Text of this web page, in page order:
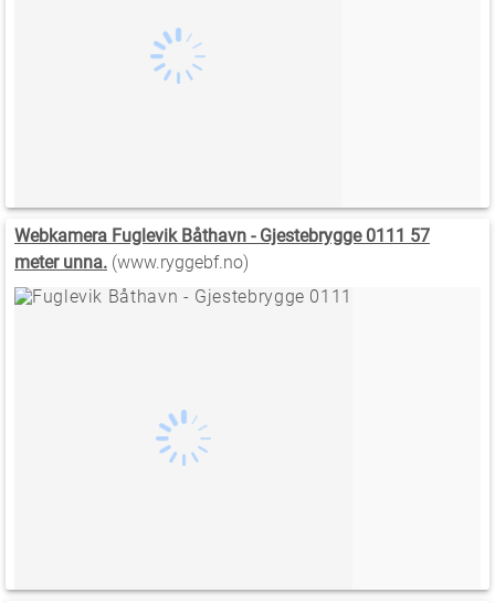
Webkamera Fuglevik Båthavn - Gjestebrygge 0111 57
meter unna. (www.ryggebf.no)